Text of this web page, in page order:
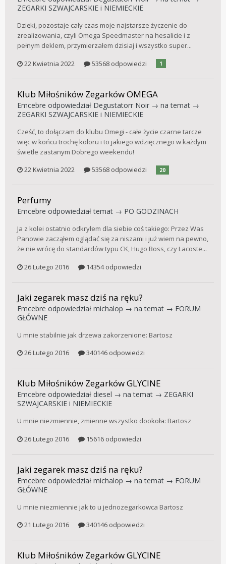
ZEGARKI SZWAJCARSKIE i NIEMIECKIE
Dzięki, pozostaje cały czas moje najstarsze życzenie do
zrealizowania, czyli Omega Speedmaster na hesalicie i z
pełnym deklem, przymierzałem dzisiaj i wszystko super...
22 Kwietnia 2022
53568 odpowiedzi 1
Klub Miłośników Zegarków OMEGA
Emcebre odpowiedział Degustatorr Noir → na temat →
ZEGARKI SZWAJCARSKIE i NIEMIECKIE
Cześć, to dołączam do klubu Omegi - całe życie czarne tarcze
więc w końcu trochę koloru i to jakiego wdzięcznego w każdym
świetle zastanym Dobrego weekendu!
22 Kwietnia 2022
53568 odpowiedzi 20
Perfumy
Emcebre odpowiedział temat → PO GODZINACH
Ja z kolei ostatnio odkryłem dla siebie coś takiego: Przez Was
Panowie zacząłem oglądać się za niszami i już wiem na pewno,
że nie wrócę do standardów typu CK, Hugo Boss, czy Lacoste...
26 Lutego 2016
14354 odpowiedzi
Jaki zegarek masz dziś na ręku?
Emcebre odpowiedział michalop → na temat → FORUM
GŁÓWNE
U mnie stabilnie jak drzewa zakorzenione: Bartosz
26 Lutego 2016
340146 odpowiedzi
Klub Miłośników Zegarków GLYCINE
Emcebre odpowiedział diesel → na temat → ZEGARKI
SZWAJCARSKIE i NIEMIECKIE
U mnie niezmiennie, zmienne wszystko dookoła: Bartosz
26 Lutego 2016
15616 odpowiedzi
Jaki zegarek masz dziś na ręku?
Emcebre odpowiedział michalop → na temat → FORUM
GŁÓWNE
U mnie niezmiennie jak to u jednozegarkowca Bartosz
21 Lutego 2016
340146 odpowiedzi
Klub Miłośników Zegarków GLYCINE